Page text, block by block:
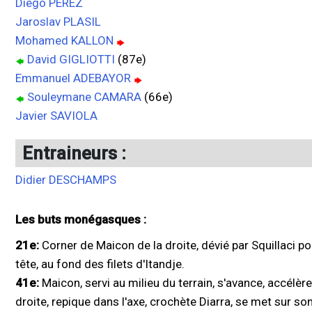
Diego PEREZ
Jaroslav PLASIL
Mohamed KALLON
David GIGLIOTTI (87e)
Emmanuel ADEBAYOR
Souleymane CAMARA (66e)
Javier SAVIOLA
Entraineurs :
Didier DESCHAMPS
Les buts monégasques :
21e: Corner de Maicon de la droite, dévié par Squillaci
tête, au fond des filets d'Itandje.
41e: Maicon, servi au milieu du terrain, s'avance,
droite, repique dans l'axe, crochète Diarra, se met sur